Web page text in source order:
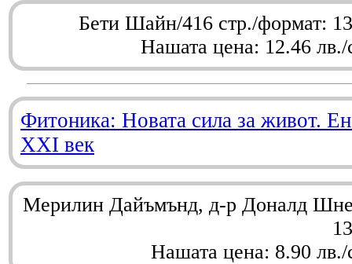
Бети Шайн/416 стр./формат:
Нашата цена: 12.46 лв./
Фитоника: Новата сила за живот.
XXI век
Мерилин Дайъмънд, д-р Доналд
Нашата цена: 8.90 лв./